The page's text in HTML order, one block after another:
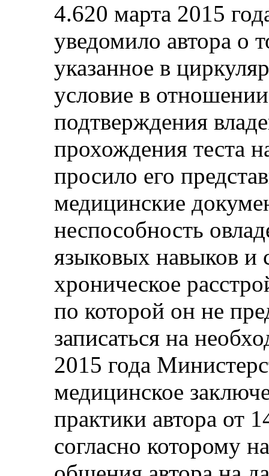
4.620 марта 2015
уведомило автора о
указанное в
условие в
подтверждения
прохождения теста
просило его
медицинские
неспособность
языковых навыков и
хроническое
по которой он не
записаться на
2015 года
медицинское
практики автора от
согласно которому